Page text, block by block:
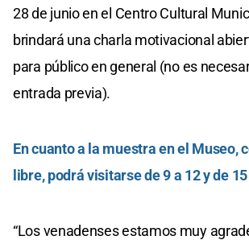
28 de junio en el Centro Cultural
brindará una charla motivacional
para público en general (no es
entrada previa).
En cuanto a la muestra en el Museo,
libre, podrá visitarse de 9 a 12 y de
“Los venadenses estamos muy